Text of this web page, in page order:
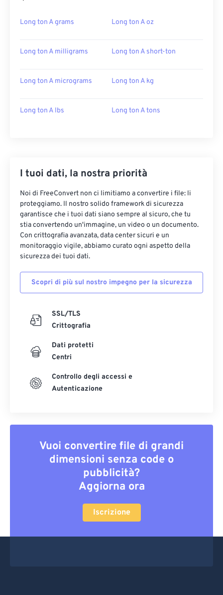
Long ton A grams Long ton A oz
Long ton A milligrams Long ton A short-ton
Long ton A micrograms Long ton A kg
Long ton A lbs Long ton A tons
I tuoi dati, la nostra priorità
Noi di FreeConvert non ci limitiamo a convertire i file: li
proteggiamo. Il nostro solido framework di sicurezza
garantisce che i tuoi dati siano sempre al sicuro, che tu
stia convertendo un'immagine, un video o un documento.
Con crittografia avanzata, data center sicuri e un
monitoraggio vigile, abbiamo curato ogni aspetto della
sicurezza dei tuoi dati.
Scopri di più sul nostro impegno per la sicurezza
SSL/TLS
Crittografia
Dati protetti
Centri
Controllo degli accessi e
Autenticazione
Vuoi convertire file di grandi
dimensioni senza code o
pubblicità?
Aggiorna ora
Iscrizione